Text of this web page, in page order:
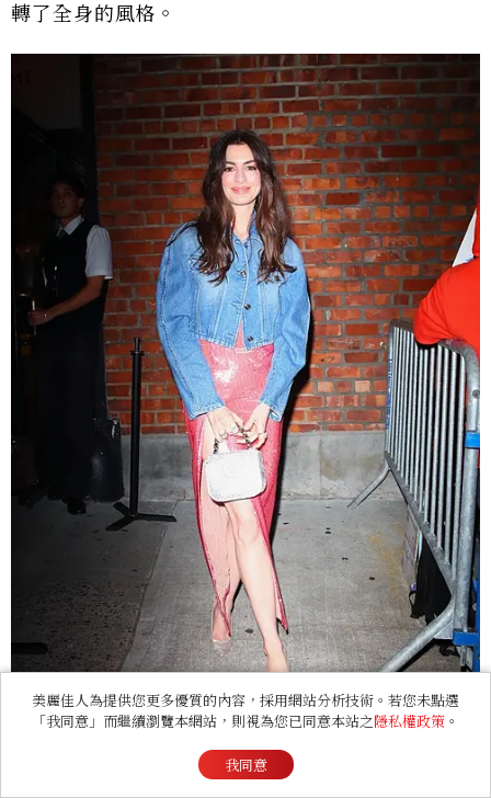
轉了全身的風格。
美麗佳人為提供您更多優質的內容，採用網站分析技術。若您未點選
「我同意」而繼續瀏覽本網站，則視為您已同意本站之隱私權政策 。
我同意